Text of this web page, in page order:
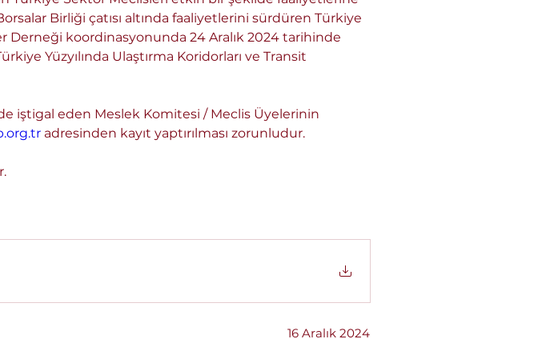
Birliği çatısı altında faaliyetlerini sürdüren Türkiye
Derneği koordinasyonunda 24 Aralık 2024 tarihinde
Yüzyılında Ulaştırma Koridorları ve Transit
iştigal eden Meslek Komitesi / Meclis Üyelerinin
adresinden kayıt yaptırılması zorunludur.
16 Aralık 2024